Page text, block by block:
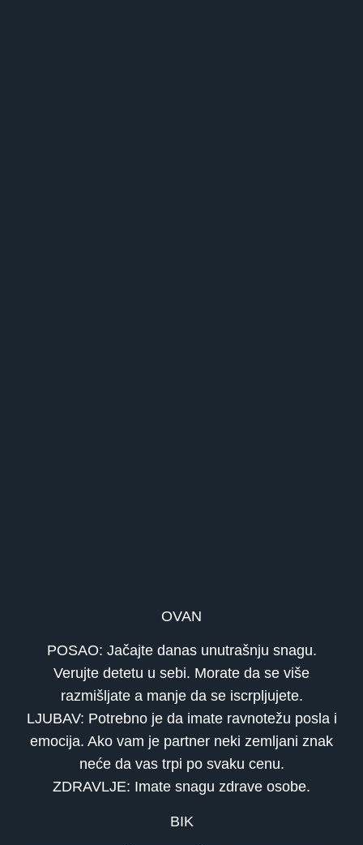
OVAN
POSAO: Jačajte danas unutrašnju snagu.
Verujte detetu u sebi. Morate da se više
razmišljate a manje da se iscrpljujete.
LJUBAV: Potrebno je da imate ravnotežu posla i
emocija. Ako vam je partner neki zemljani znak
neće da vas trpi po svaku cenu.
ZDRAVLJE: Imate snagu zdrave osobe.
BIK